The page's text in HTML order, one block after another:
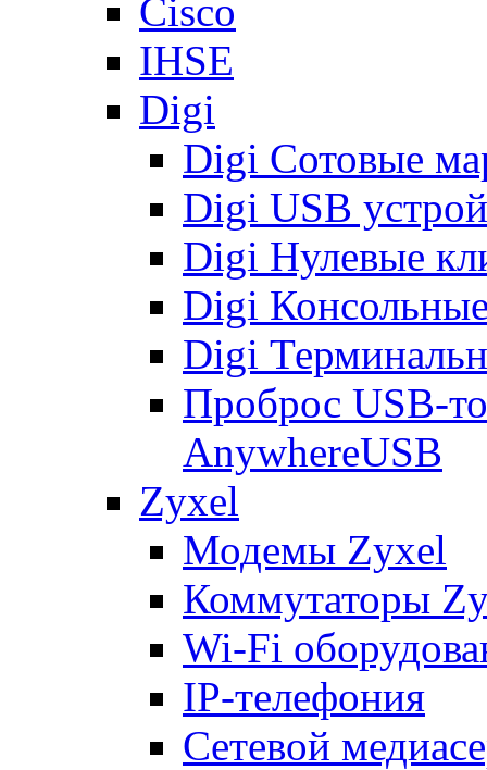
Cisco
IHSE
Digi
Digi Сотовые
Digi USB
Digi Нулевые
Digi
Digi
Проброс USB-
AnywhereUSB
Zyxel
Модемы Zyxel
Коммутаторы
Wi-Fi
IP-телефония
Сетевой